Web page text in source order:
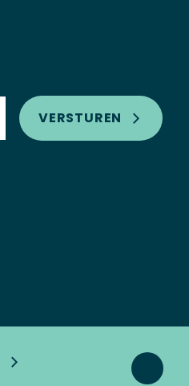
VERSTUREN